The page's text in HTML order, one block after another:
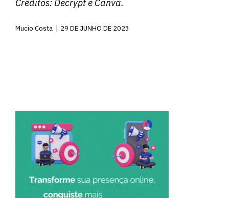
Créditos:Decrypte Canva.
Mucio Costa 29 DE JUNHO DE 2023